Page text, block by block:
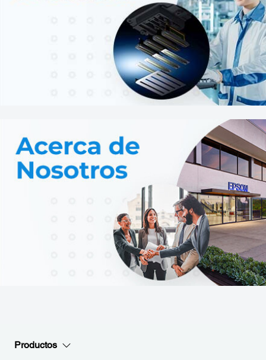
Productos